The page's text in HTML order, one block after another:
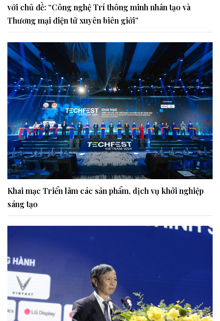
với chủ đề: “Công nghệ Trí thông minh nhân tạo và
Thương mại điện tử xuyên biên giới”
Khai mạc Triển lãm các sản phẩm, dịch vụ khởi nghiệp
sáng tạo